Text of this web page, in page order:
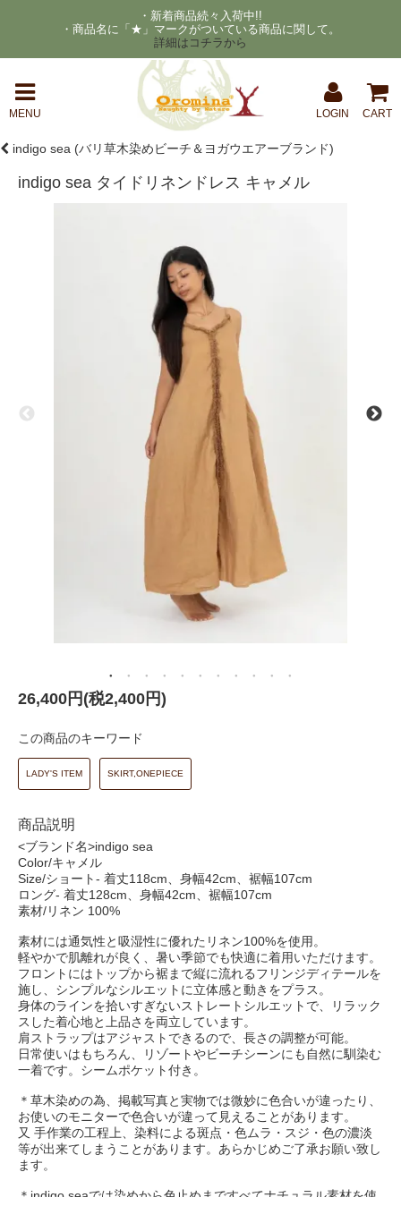
・新着商品続々入荷中!!
・商品名に「★」マークがついている商品に関して。
詳細はコチラから
MENU LOGIN CART
indigo sea (バリ草木染めビーチ＆ヨガウエアーブランド)
indigo sea タイドリネンドレス キャメル
26,400円(税2,400円)
この商品のキーワード
LADY'S ITEM SKIRT,ONEPIECE
商品説明
<ブランド名>indigo sea
Color/キャメル
Size/ショート- 着丈118cm、身幅42cm、裾幅107cm
ロング- 着丈128cm、身幅42cm、裾幅107cm
素材/リネン 100%
素材には通気性と吸湿性に優れたリネン100%を使用。
軽やかで肌離れが良く、暑い季節でも快適に着用いただけます。
フロントにはトップから裾まで縦に流れるフリンジディテールを
施し、シンプルなシルエットに立体感と動きをプラス。
身体のラインを拾いすぎないストレートシルエットで、リラック
スした着心地と上品さを両立しています。
肩ストラップはアジャストできるので、長さの調整が可能。
日常使いはもちろん、リゾートやビーチシーンにも自然に馴染む
一着です。シームポケット付き。
＊草木染めの為、掲載写真と実物では微妙に色合いが違ったり、
お使いのモニターで色合いが違って見えることがあります。
又 手作業の工程上、染料による斑点・色ムラ・スジ・色の濃淡
等が出来てしまうことがあります。あらかじめご了承お願い致し
ます。
＊indigo seaでは染めから色止めまですべてナチュラル素材を使